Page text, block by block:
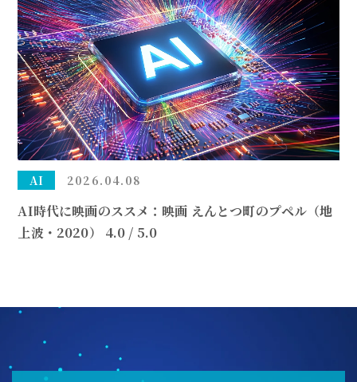
AI 2026.04.08
AI時代に映画のススメ：映画 えんとつ町のプペル（地
上波・2020） 4.0 / 5.0